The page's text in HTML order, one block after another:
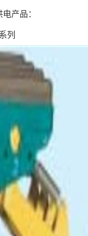
产品：
列